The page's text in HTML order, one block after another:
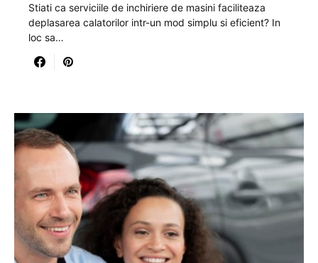
Stiati ca serviciile de inchiriere de masini faciliteaza
deplasarea calatorilor intr-un mod simplu si eficient? In
loc sa…